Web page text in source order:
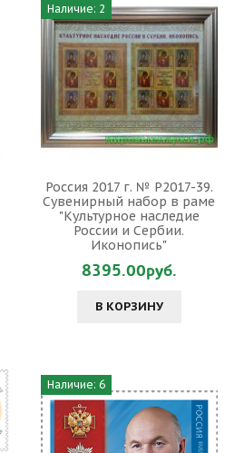
Наличие: 2
Россия 2017 г. № Р2017-39.
Сувенирный набор в раме
"Культурное наследие
России и Сербии.
Иконопись"
8395.00руб.
В КОРЗИНУ
Наличие: 6